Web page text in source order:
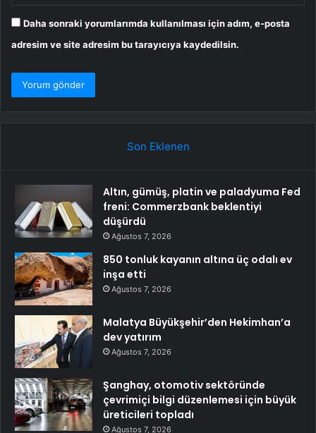
Daha sonraki yorumlarımda kullanılması için adım, e-posta
adresim ve site adresim bu tarayıcıya kaydedilsin.
Son Eklenen
Altın, gümüş, platin ve paladyuma Fed
freni: Commerzbank beklentiyi
düşürdü
Ağustos 7, 2026
850 tonluk kayanın altına üç odalı ev
inşa etti
Ağustos 7, 2026
Malatya Büyükşehir’den Hekimhan’a
dev yatırım
Ağustos 7, 2026
Şanghay, otomotiv sektöründe
çevrimiçi bilgi düzenlemesi için büyük
üreticileri topladı
Ağustos 7, 2026